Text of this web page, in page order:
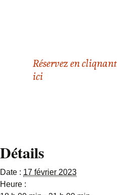
Réservez en cliqnant
ici
Détails
Date : 17 février 2023
Heure :